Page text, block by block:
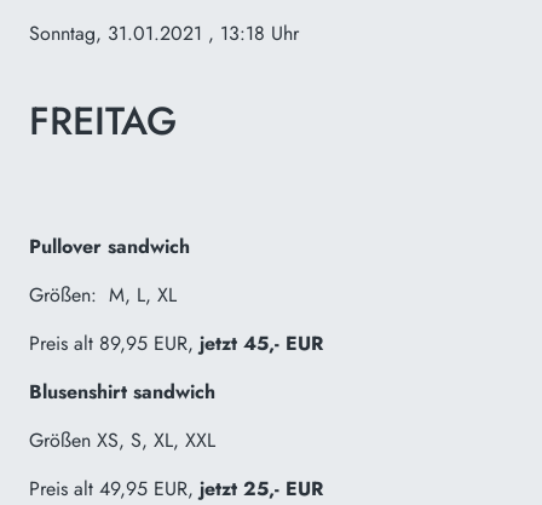
Sonntag, 31.01.2021 , 13:18 Uhr
FREITAG
Pullover sandwich
Größen: M, L, XL
Preis alt 89,95 EUR, jetzt 45,- EUR
Blusenshirt sandwich
Größen XS, S, XL, XXL
Preis alt 49,95 EUR, jetzt 25,- EUR